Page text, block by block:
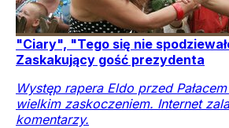
"Ciary", "Tego się nie
Zaskakujący gość prezydenta
Występ rapera Eldo przed
wielkim zaskoczeniem. Internet
komentarzy.